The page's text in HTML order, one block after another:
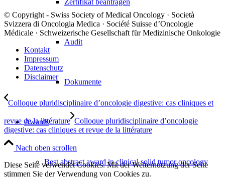
Zertifikat beantragen
Audit
Dokumente
Awards
Best abstract award in clinical solid tumor oncology
© Copyright - Swiss Society of Medical Oncology · Società
Svizzera di Oncologia Medica · Société Suisse d’Oncologie
Médicale · Schweizerische Gesellschaft für Medizinische Onkologie
Kontakt
Impressum
Datenschutz
Disclaimer
Colloque pluridisciplinaire d’oncologie digestive: cas cliniques et
revue de la littérature Colloque pluridisciplinaire d’oncologie
digestive: cas cliniques et revue de la littérature
Nach oben scrollen
Diese Seite verwendet Cookies. Mit der Weiternutzung der Seite
stimmen Sie der Verwendung von Cookies zu.